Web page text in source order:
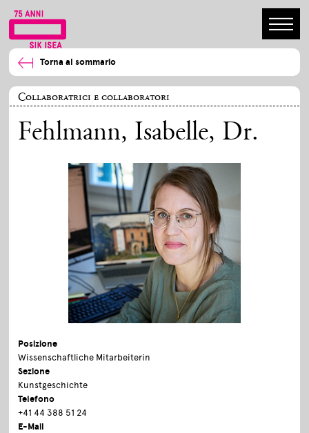
Torna al sommario
Collaboratrici e collaboratori
Fehlmann, Isabelle, Dr.
Posizione
Wissenschaftliche Mitarbeiterin
Sezione
Kunstgeschichte
Telefono
+41 44 388 51 24
E-Mail